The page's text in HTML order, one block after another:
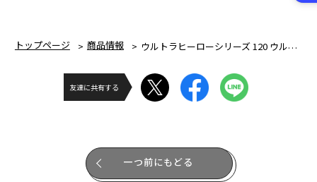
トップページ 商品情報 ウルトラヒーローシリーズ 120 ウルトラマンテオ
友達に共有する
一つ前にもどる